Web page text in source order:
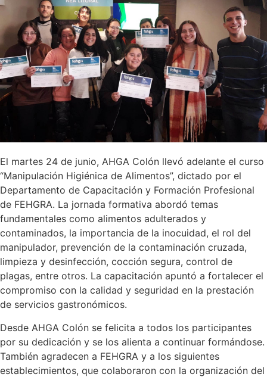
El martes 24 de junio, AHGA Colón llevó adelante el curso
“Manipulación Higiénica de Alimentos”, dictado por el
Departamento de Capacitación y Formación Profesional
de FEHGRA. La jornada formativa abordó temas
fundamentales como alimentos adulterados y
contaminados, la importancia de la inocuidad, el rol del
manipulador, prevención de la contaminación cruzada,
limpieza y desinfección, cocción segura, control de
plagas, entre otros. La capacitación apuntó a fortalecer el
compromiso con la calidad y seguridad en la prestación
de servicios gastronómicos.
Desde AHGA Colón se felicita a todos los participantes
por su dedicación y se los alienta a continuar formándose.
También agradecen a FEHGRA y a los siguientes
establecimientos, que colaboraron con la organización del